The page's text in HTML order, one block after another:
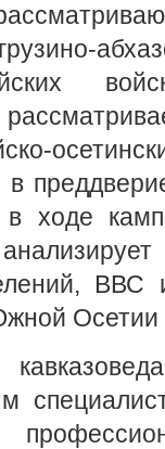
в
в ходе
Осетии